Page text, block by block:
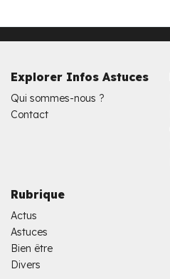
Explorer Infos Astuces
Qui sommes-nous ?
Contact
Rubrique
Actus
Astuces
Bien être
Divers